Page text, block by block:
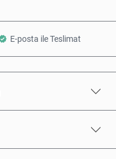
E-posta ile Teslimat